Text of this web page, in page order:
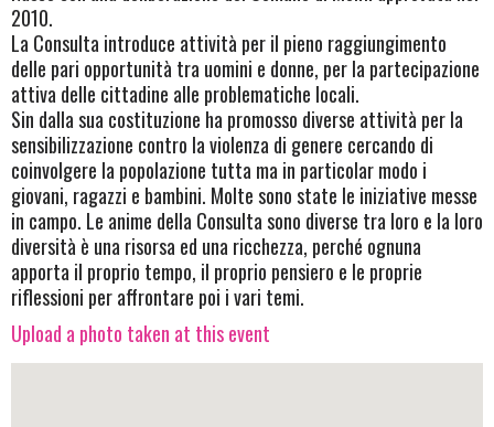
2010.
La Consulta introduce attività per il pieno raggiungimento
delle pari opportunità tra uomini e donne, per la partecipazione
attiva delle cittadine alle problematiche locali.
Sin dalla sua costituzione ha promosso diverse attività per la
sensibilizzazione contro la violenza di genere cercando di
coinvolgere la popolazione tutta ma in particolar modo i
giovani, ragazzi e bambini. Molte sono state le iniziative messe
in campo. Le anime della Consulta sono diverse tra loro e la loro
diversità è una risorsa ed una ricchezza, perché ognuna
apporta il proprio tempo, il proprio pensiero e le proprie
riflessioni per affrontare poi i vari temi.
Upload a photo taken at this event